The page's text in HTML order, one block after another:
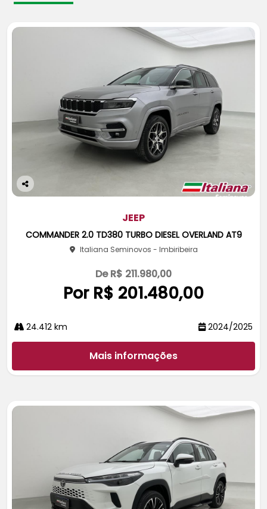
Co
he
JEEP
COMMANDER 2.0 TD380 TURBO DIESEL OVERLAND AT9
Italiana Seminovos - Imbiribeira
De R$ 211.980,00
Por R$ 201.480,00
24.412 km 2024/2025
Mais informações